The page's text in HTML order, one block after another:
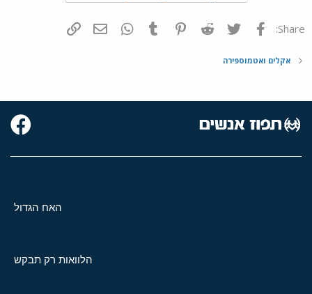
Share: פייסבוק Twitter
Reddit
Pinterest
Tumblr
WhatsAppדואר אלקטרוני
אקלים ואטמוספירה
האח הגדול
הלוואות רק תבקש